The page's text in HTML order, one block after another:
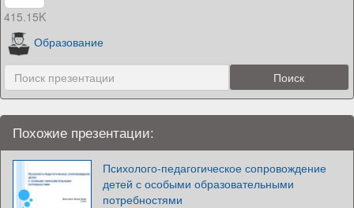
415.15K
Образование
Похожие презентации:
Психолого-педагогическое сопровождение
детей с особыми образовательными
потребностями